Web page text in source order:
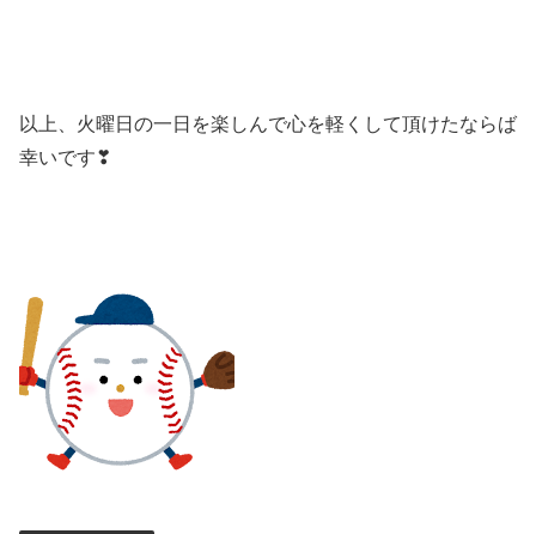
以上、火曜日の一日を楽しんで心を軽くして頂けたならば
幸いです❣